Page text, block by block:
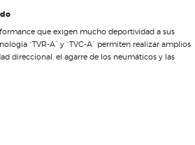
que exigen mucho deportividad a sus
“TVR-A” y “TVC-A” permiten realizar amplios
direccional, el agarre de los neumáticos y las